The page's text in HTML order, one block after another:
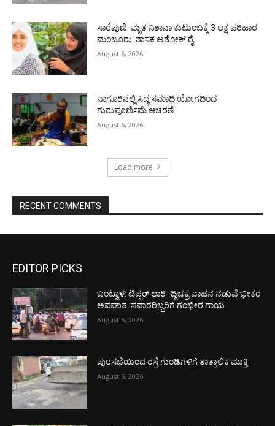
ಸಾರೆಪುಣಿ: ಮೃತ ನಿಶಾನಾ ಕುಟುಂಬಕ್ಕೆ 3 ಲಕ್ಷ ಪರಿಹಾರ
ಮಂಜೂರು: ಶಾಸಕ ಅಶೋಕ್ ರೈ
August 6, 2026
ನಾಗೂರಿನಲ್ಲಿ ಸಿದ್ಧ ಸಮಾಧಿ ಯೋಗದಿಂದ
ಗುರುಪೂರ್ಣಿಮೆ ಆಚರಣೆ
August 6, 2026
Load more
RECENT COMMENTS
EDITOR PICKS
ಬಂಟ್ವಾಳ: ಟಿಪ್ಪರ್ ಲಾರಿ- ದ್ವಿಚಕ್ರ ವಾಹನ ನಡುವೆ ಭೀಕರ
ಅಪಘಾತ :ಸವಾರರಿಬ್ಬರಿಗೆ ಗಂಭೀರ ಗಾಯ
August 6, 2026
ಪುರಸಭೆಯಿಂದ ರಸ್ತೆ ಗುಂಡಿಗಳಿಗೆ ತಾತ್ಕಾಲಿಕ ಮುಕ್ತಿ
August 6, 2026